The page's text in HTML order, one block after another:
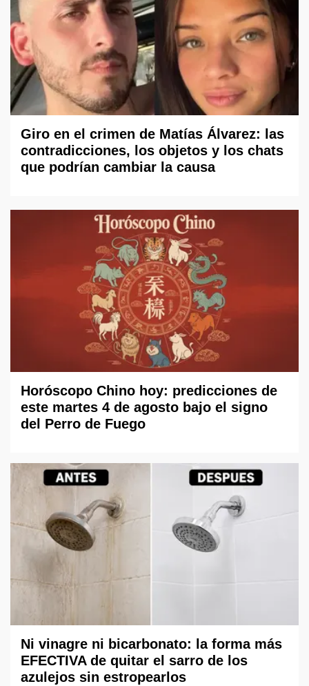
Giro en el crimen de Matías Álvarez: las
contradicciones, los objetos y los chats
que podrían cambiar la causa
Horóscopo Chino hoy: predicciones de
este martes 4 de agosto bajo el signo
del Perro de Fuego
Ni vinagre ni bicarbonato: la forma más
EFECTIVA de quitar el sarro de los
azulejos sin estropearlos